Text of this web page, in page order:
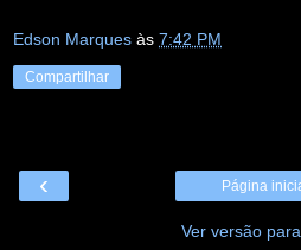
Edson Marques às 7:42 PM
Compartilhar
‹ Página
Ver versão